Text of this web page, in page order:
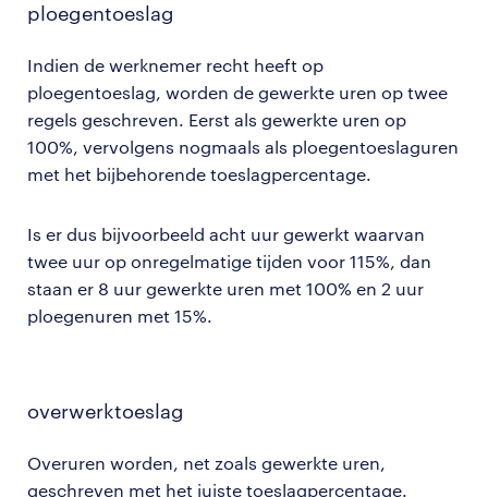
ploegentoeslag
Indien de werknemer recht heeft op
ploegentoeslag, worden de gewerkte uren op twee
regels geschreven. Eerst als gewerkte uren op
100%, vervolgens nogmaals als ploegentoeslaguren
met het bijbehorende toeslagpercentage.
Is er dus bijvoorbeeld acht uur gewerkt waarvan
twee uur op onregelmatige tijden voor 115%, dan
staan er 8 uur gewerkte uren met 100% en 2 uur
ploegenuren met 15%.
overwerktoeslag
Overuren worden, net zoals gewerkte uren,
geschreven met het juiste toeslagpercentage.